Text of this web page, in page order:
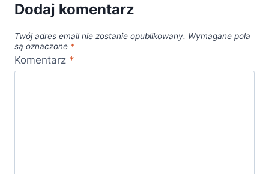
Dodaj komentarz
Twój adres email nie zostanie opublikowany. Wymagane pola
są oznaczone *
Komentarz *